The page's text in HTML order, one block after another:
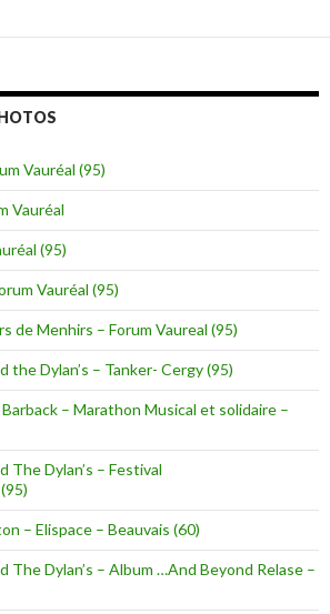
Vauréal (95)
Vauréal
(95)
Vauréal (95)
de Menhirs – Forum Vaureal (95)
the Dylan’s – Tanker- Cergy (95)
– Marathon Musical et solidaire –
The Dylan’s – Festival
– Elispace – Beauvais (60)
The Dylan’s – Album …And Beyond Relase –